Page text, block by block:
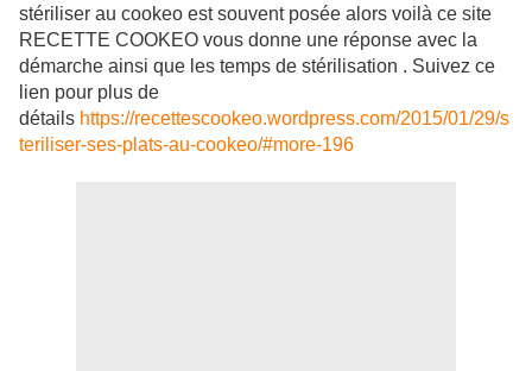
stériliser au cookeo est souvent posée alors voilà ce site
RECETTE COOKEO vous donne une réponse avec la
démarche ainsi que les temps de stérilisation . Suivez ce
lien pour plus de
détails https://recettescookeo.wordpress.com/2015/01/29/s
teriliser-ses-plats-au-cookeo/#more-196